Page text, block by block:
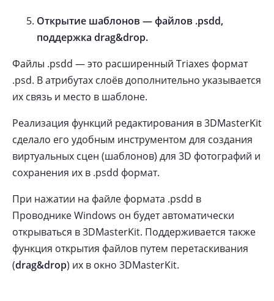
Открытие шаблонов — файлов .psdd,
поддержка drag&drop.
Файлы .psdd — это расширенный Triaxes формат
.psd. В атрибутах слоёв дополнительно указывается
их связь и место в шаблоне.
Реализация функций редактирования в 3DMasterKit
сделало его удобным инструментом для создания
виртуальных сцен (шаблонов) для 3D фотографий и
сохранения их в .psdd формат.
При нажатии на файле формата .psdd в
Проводнике Windows он будет автоматически
открываться в 3DMasterKit. Поддерживается также
функция открытия файлов путем перетаскивания
(drag&drop) их в окно 3DMasterKit.